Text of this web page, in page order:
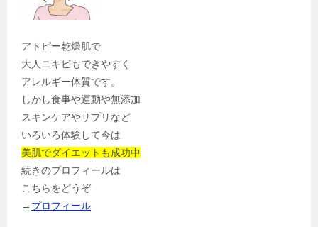
アトピー乾燥肌で
大人ニキビもできやすく
アレルギー体質です。
しかし食事や運動や無添加
スキンケアやサプリなど
いろいろ体験して今は
美肌でダイエットも成功中
続きのプロフィールは
こちらをどうぞ
→ プロフィール